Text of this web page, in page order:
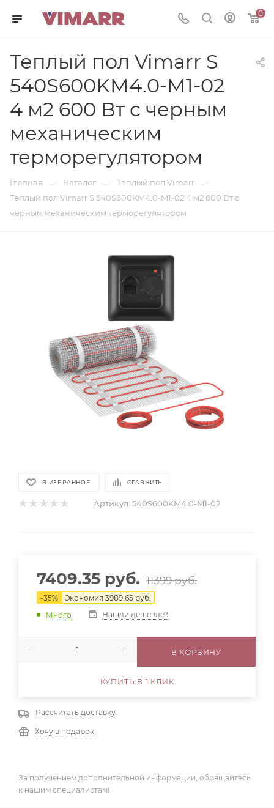
0
Теплый пол Vimarr S
540S600KM4.0-M1-02
4 м2 600 Вт с черным
механическим
терморегулятором
Главная — Каталог — Теплый пол Vimarr —
Теплый пол Vimarr S 540S600KM4.0-M1-02 4 м2 600 Вт с
черным механическим терморегулятором
В ИЗБРАННОЕ СРАВНИТЬ
Артикул: 540S600KM4.0-M1-02
7409.35 руб. 11399руб.
-35% Экономия 3989.65 руб.
Много
Нашли дешевле?
В КОРЗИНУ
КУПИТЬ В 1 КЛИК
Рассчитать доставку
Хочу в подарок
За получением дополнительной информации, обращайтесь
к нашим специалистам!